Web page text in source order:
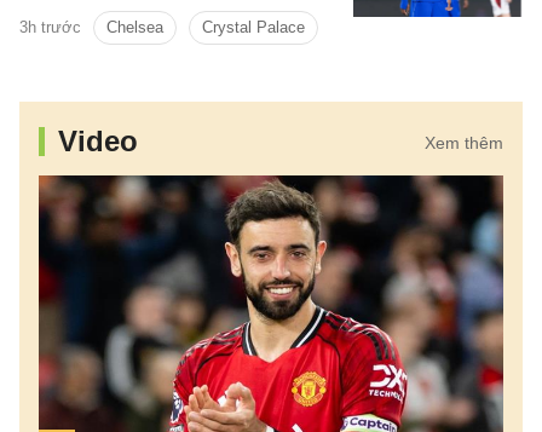
chế của Chelsea.
3h trước Chelsea Crystal Palace
Video Xem thêm